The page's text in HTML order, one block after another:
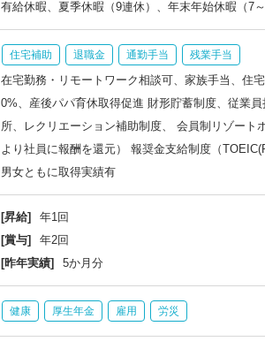
有給休暇、夏季休暇（9連休）、年末年始休暇（7
住宅補助 退職金 通勤手当 残業手当
在宅勤務・リモートワーク相談可、家族手当、住
0%、産後パパ育休取得促進 財形貯蓄制度、従業
所、レクリエーション補助制度、 会員制リゾー
より社員に報酬を還元） 報奨金支給制度（
男女ともに取得実績有
[昇給]
年1回
[賞与]
年2回
[昨年実績]
5か月分
健康 厚生年金 雇用 労災